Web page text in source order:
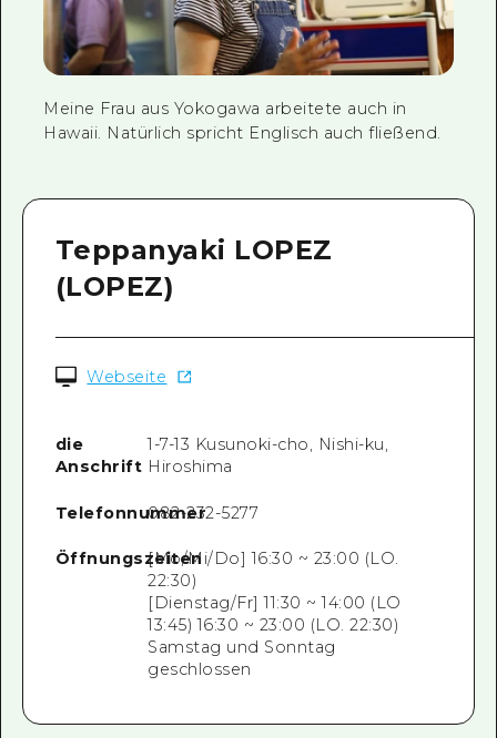
Meine Frau aus Yokogawa arbeitete auch in
Hawaii. Natürlich spricht Englisch auch fließend.
Teppanyaki LOPEZ
(LOPEZ)
Webseite
die
Anschrift
1-7-13 Kusunoki-cho, Nishi-ku,
Hiroshima
Telefonnummer
082-232-5277
Öffnungszeiten[Mo/Mi/Do] 16:30 ~ 23:00 (LO.
22:30)
[Dienstag/Fr] 11:30 ~ 14:00 (LO
13:45) 16:30 ~ 23:00 (LO. 22:30)
Samstag und Sonntag
geschlossen